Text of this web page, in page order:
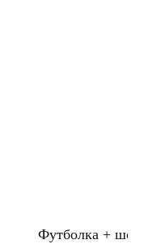
Футболка +